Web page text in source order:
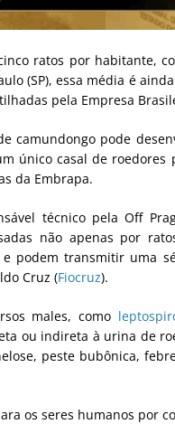
ratos por habitante,
(SP), essa média é
pela Empresa
camundongo pode
único casal de roedores
da Embrapa.
técnico pela Off
não apenas por
podem transmitir uma
Cruz (Fiocruz).
males, como
ou indireta à urina de
peste bubônica,
os seres humanos por